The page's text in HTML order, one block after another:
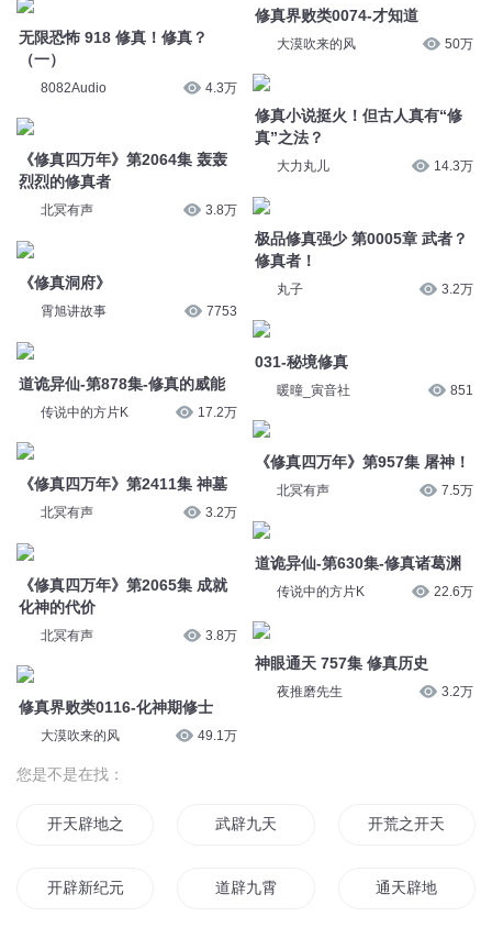
无限恐怖 918 修真！修真？
（一）
8082Audio 4.3万
《修真四万年》第2064集 轰轰
烈烈的修真者
北冥有声 3.8万
《修真洞府》
霄旭讲故事 7753
道诡异仙-第878集-修真的威能
传说中的方片K 17.2万
《修真四万年》第2411集 神墓
北冥有声 3.2万
《修真四万年》第2065集 成就
化神的代价
北冥有声 3.8万
修真界败类0116-化神期修士
大漠吹来的风 49.1万
修真界败类0074-才知道
大漠吹来的风 50万
修真小说挺火！但古人真有“修
真”之法？
大力丸儿 14.3万
极品修真强少 第0005章 武者？
修真者！
丸子 3.2万
031-秘境修真
暖曈_寅音社 851
《修真四万年》第957集 屠神！
北冥有声 7.5万
道诡异仙-第630集-修真诸葛渊
传说中的方片K 22.6万
神眼通天 757集 修真历史
夜推磨先生 3.2万
您是不是在找：
开天辟地之无所不能 武辟九天 开荒之开天辟地
开辟新纪元 道辟九霄 通天辟地